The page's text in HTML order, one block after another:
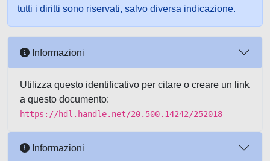
tutti i diritti sono riservati, salvo diversa indicazione.
Informazioni
Utilizza questo identificativo per citare o creare un link
a questo documento:
https://hdl.handle.net/20.500.14242/252018
Informazioni